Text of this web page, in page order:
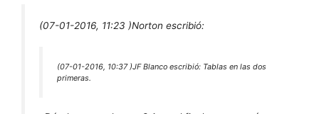
(07-01-2016, 11:23 )Norton escribió:
(07-01-2016, 10:37 )JF Blanco escribió: Tablas en las dos
primeras.